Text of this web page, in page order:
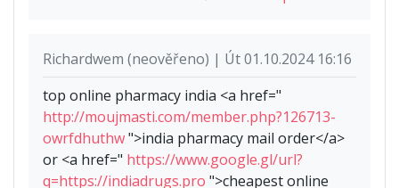
Richardwem (neověřeno) | Út 01.10.2024 16:16
top online pharmacy india <a href="
http://moujmasti.com/member.php?126713-
owrfdhuthw">india pharmacy mail order</a>
or <a href=" https://www.google.gl/url?
q=https://indiadrugs.pro ">cheapest online